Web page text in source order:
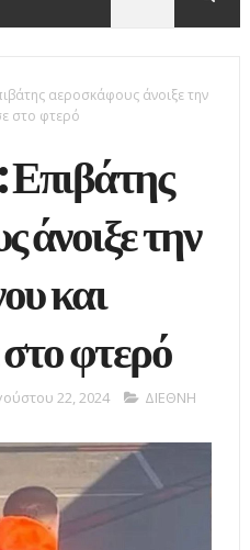
αεροσκάφους άνοιξε την
στο φτερό
άνοιξε την
και
φτερό
22, 2024 ΔΙΕΘΝΗ